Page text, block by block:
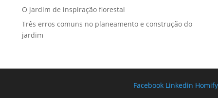
O jardim de inspiração florestal
Três erros comuns no planeamento e construção do
jardim
Facebook Linkedin Homify